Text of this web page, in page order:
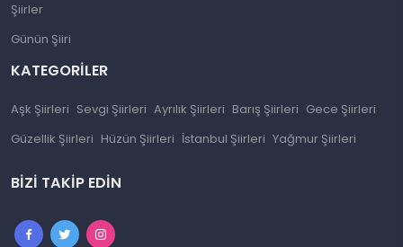
Şiirler
Günün Şiiri
KATEGORILER
Aşk Şiirleri Sevgi Şiirleri Ayrılık Şiirleri Barış Şiirleri Gece Şiirleri
Güzellik Şiirleri Hüzün Şiirleri İstanbul Şiirleri Yağmur Şiirleri
BIZI TAKIP EDIN